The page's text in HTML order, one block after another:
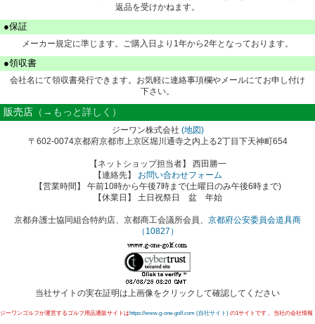
返品を受けかねます。
●保証
メーカー規定に準じます。ご購入日より1年から2年となっております。
●領収書
会社名にて領収書発行できます。お気軽に連絡事項欄やメールにてお申し付け
下さい。
販売店 （→もっと詳しく）
ジーワン株式会社 (地図)
〒602-0074京都府京都市上京区堀川通寺之内上る2丁目下天神町654
【ネットショップ担当者】 西田勝一
【連絡先】
お問い合わせフォーム
【営業時間】 午前10時から午後7時まで(土曜日のみ午後6時まで)
【休業日】 土日祝祭日 盆 年始
京都弁護士協同組合特約店、京都商工会議所会員、 京都府公安委員会道具商
（10827）
当社サイトの実在証明は上画像をクリックして確認してください
ジーワンゴルフが運営するゴルフ用品通販サイトは https://www.g-one-golf.com (自社サイト) の1サイトです 。当社の会社情報